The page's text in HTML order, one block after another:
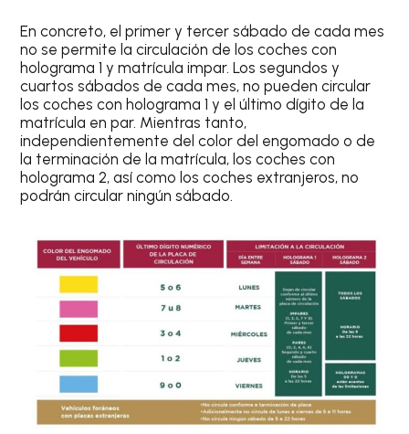
En concreto, el primer y tercer sábado de cada mes
no se permite la circulación de los coches con
holograma 1 y matrícula impar. Lossegundos y
cuartos sábados de cada mes, no pueden circular
los coches con holograma 1 y el último dígito de la
matrícula en par. Mientras tanto,
independientemente del color del engomado o de
la terminación de la matrícula, los coches con
holograma 2, así como los coches extranjeros, no
podrán circular ningún sábado.